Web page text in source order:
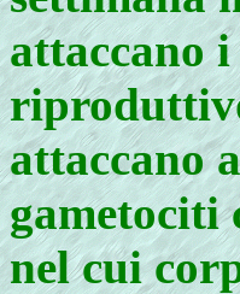
attaccano
attaccano
gametociti
nel cui